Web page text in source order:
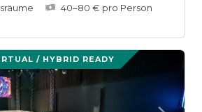
40–80 € pro Person
/ HYBRID READY